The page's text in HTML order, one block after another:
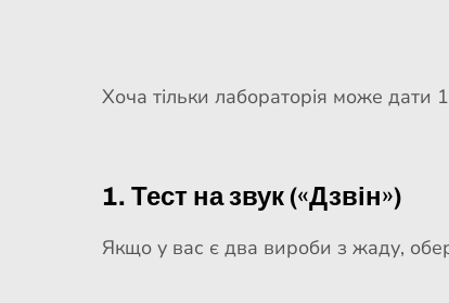
Хоча тільки лабораторія може дати
1. Тест на звук («Дзвін»)
Якщо у вас є два вироби з жаду,